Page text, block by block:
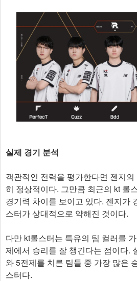
실제 경기 분석
객관적인 전력을 평가한다면 젠지
히 정상적이다. 그만큼 최근의 kt 롤
경기력 차이를 보이고 있다. 젠지가
스터가 상대적으로 약해진 것이다.
다만 kt롤스터는 특유의 팀 컬러를
제에서 승리를 잘 챙긴다는 점이다.
와 5전제를 치른 팀들 중 가장 많은
스터다.